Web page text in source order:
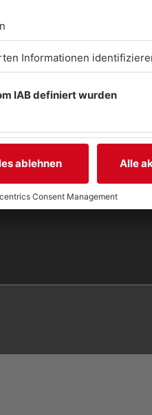
ENN SIE AUF
TOSSEN ODER UN
TERSTÜTZUNG BE
NÖTIGEN,
E UNS GERNE.
(089) 38 38 38 38
info@radiogong.de